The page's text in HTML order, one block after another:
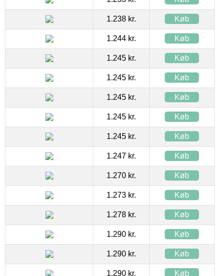
1.238 kr. Køb
1.244 kr. Køb
1.245 kr. Køb
1.245 kr. Køb
1.245 kr. Køb
1.245 kr. Køb
1.245 kr. Køb
1.247 kr. Køb
1.270 kr. Køb
1.273 kr. Køb
1.278 kr. Køb
1.290 kr. Køb
1.290 kr. Køb
1.290 kr. Køb